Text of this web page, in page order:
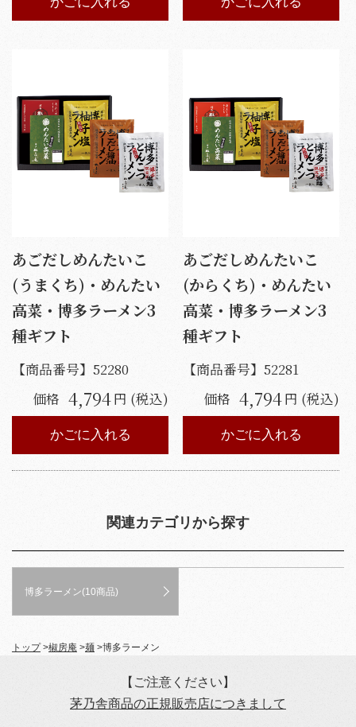
あごだしめんたいこ
(うまくち)・めんたい
高菜・博多ラーメン3
種ギフト
【商品番号】 52280
価格 4,794円 (税込)
かごに入れる
あごだしめんたいこ
(からくち)・めんたい
高菜・博多ラーメン3
種ギフト
【商品番号】52281
価格 4,794円 (税込)
かごに入れる
関連カテゴリから探す
博多ラーメン(10商品)
トップ>椒房庵 >麺 >博多ラーメン
【ご注意ください】
茅乃舎商品の正規販売店につきまして